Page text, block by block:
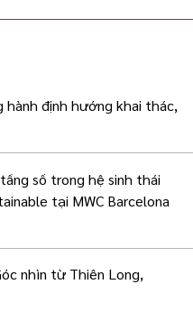
hành định hướng khai thác,
số trong hệ sinh thái
tại MWC Barcelona
nhìn từ Thiên Long,